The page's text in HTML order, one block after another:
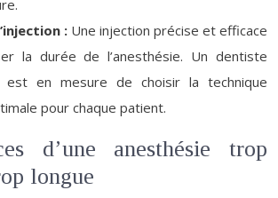
: Une injection précise et efficace
la durée de l’anesthésie. Un dentiste
est en mesure de choisir la technique
pour chaque patient.
d’une anesthésie trop
longue